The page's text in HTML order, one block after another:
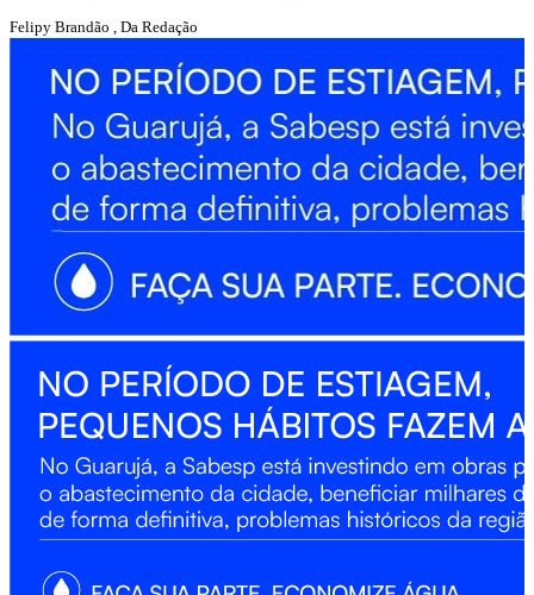
Felipy Brandão , Da Redação